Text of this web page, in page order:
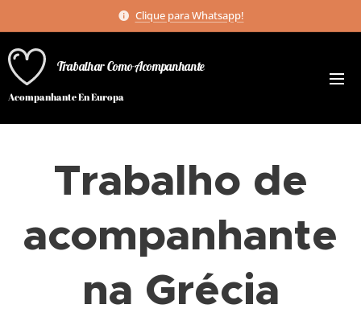
Clique para Whatsapp!
Trabalhar Como Acompanhante
Acompanhante En Europa
Trabalho de
acompanhante
na Grécia